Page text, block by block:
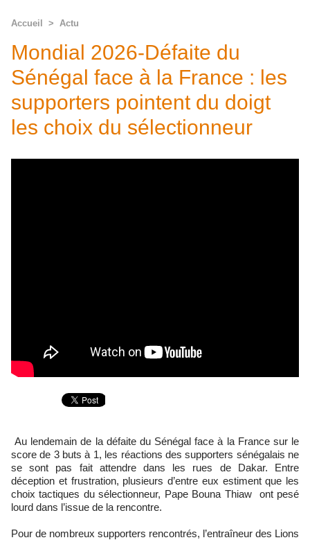
Accueil > Actu
Mondial 2026-Défaite du
Sénégal face à la France : les
supporters pointent du doigt
les choix du sélectionneur
Au lendemain de la défaite du Sénégal face à la France sur le
score de 3 buts à 1, les réactions des supporters sénégalais ne
se sont pas fait attendre dans les rues de Dakar. Entre
déception et frustration, plusieurs d’entre eux estiment que les
choix tactiques du sélectionneur, Pape Bouna Thiaw ont pesé
lourd dans l’issue de la rencontre.
Pour de nombreux supporters rencontrés, l’entraîneur des Lions